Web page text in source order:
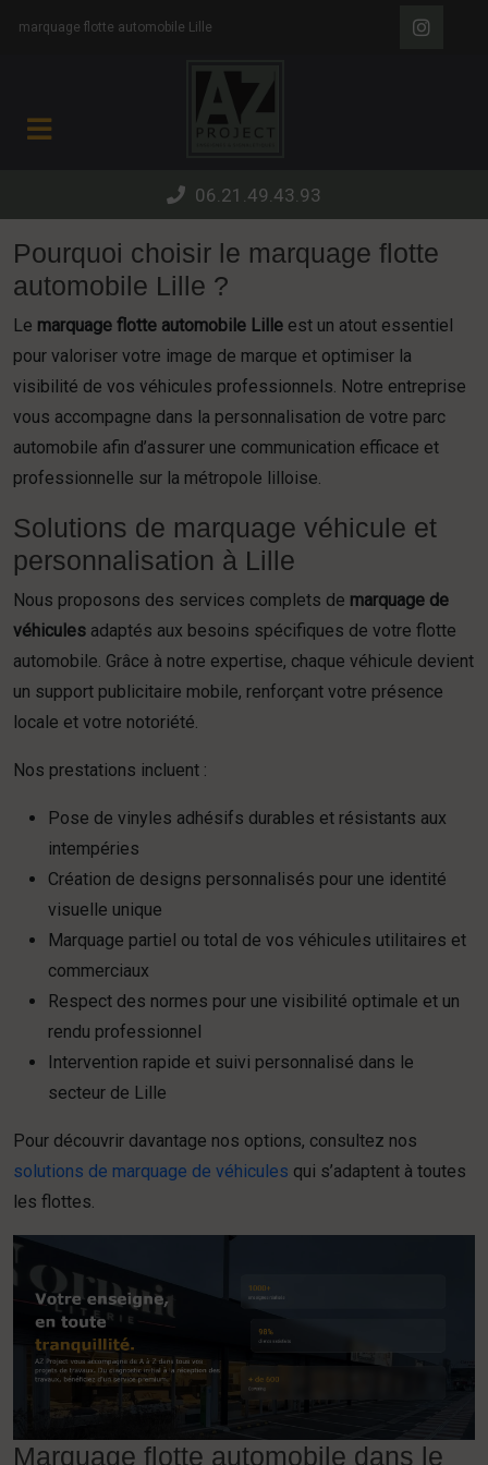
marquage flotte automobile Lille
06.21.49.43.93
Pourquoi choisir le marquage flotte
automobile Lille ?
Le marquage flotte automobile Lille est un atout essentiel
pour valoriser votre image de marque et optimiser la
visibilité de vos véhicules professionnels. Notre entreprise
vous accompagne dans la personnalisation de votre parc
automobile afin d’assurer une communication efficace et
professionnelle sur la métropole lilloise.
Solutions de marquage véhicule et
personnalisation à Lille
Nous proposons des services complets de marquage de
véhicules adaptés aux besoins spécifiques de votre flotte
automobile. Grâce à notre expertise, chaque véhicule devient
un support publicitaire mobile, renforçant votre présence
locale et votre notoriété.
Nos prestations incluent :
Pose de vinyles adhésifs durables et résistants aux
intempéries
Création de designs personnalisés pour une identité
visuelle unique
Marquage partiel ou total de vos véhicules utilitaires et
commerciaux
Respect des normes pour une visibilité optimale et un
rendu professionnel
Intervention rapide et suivi personnalisé dans le
secteur de Lille
Pour découvrir davantage nos options, consultez nos
solutions de marquage de véhicules qui s’adaptent à toutes
les flottes.
Marquage flotte automobile dans le